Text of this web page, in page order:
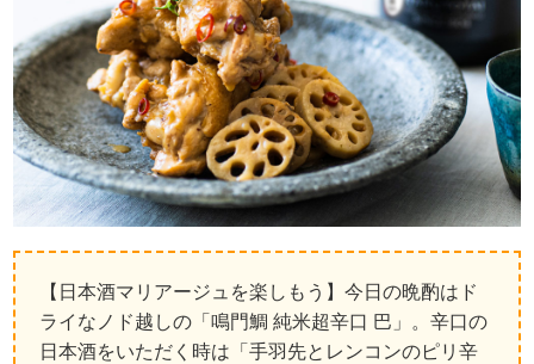
【日本酒マリアージュを楽しもう】今日の晩酌はド
ライなノド越しの「鳴門鯛 純米超辛口 巴」。辛口の
日本酒をいただく時は「手羽先とレンコンのピリ辛